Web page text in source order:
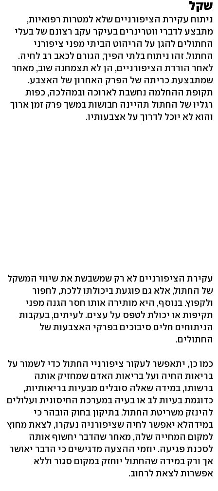
שקל
ניתוח עקירת הציפורניים שלא למטרות רפואיות,
מתבצע לדברי ווטרינרים בעיקר עקב רצונם של בעלי
החתולים להגן על הריהוט הביתי מפני ציפורני
החתול. זהו ניתוח בלתי הפיך, הגורם לכאב רב לחיה.
לאחר הורדת הציפורניים, הן לא תצמחנה שוב, מאחר
שמתבצעת כריתה של הפרק האחרון של האצבע.
תקופת ההחלמה נחשבת לארוכה ובמהלכה, כפות
רגליו של החתול תהיינה חבושות במשך פרק זמן ארוך
והוא לא יוכל לדרוך על אצבעותיו.
עקירת הציפורניים לא רק שמשבשת את שיווי המשקל
של החתול, אלא גם פוגעת ביכולתו ללכת, לחפור
ולקפוץ. בנוסף, היא מותירה אותו חסר הגנה מפני
תקיפות או יכולת לטפס על עצים. לעיתים, בעקבות
הניתוחים חלים סיבוכים בפרקי האצבעות של
החתולים.
כמו כן, יתאפשר לעקור ציפורניי החתול כדי לשמור על
בריאות החיה ועל בריאות האדם שמחזיק אותה
ברשותו, במידה שאלה סובלים מבעיות בריאותיות,
כדוגמת בעיות לב או בעיה במערכת החיסונית ועלולים
להינזק משריטת החתול. בתיקון בחוק הובהר כי
במידהלא יאפשר לחיה שציפורניה נעקרו, לצאת מחוץ
למקום המחייה שלה, מאחר שהדבר יחשוף אותה
לסכנת פגיעה. יוזמי ההצעה מדגישים כי הדבר יאושר
אך ורק במידה שהחתול יוחזק במקום סגור וללא
אפשרות לצאת לרחוב.